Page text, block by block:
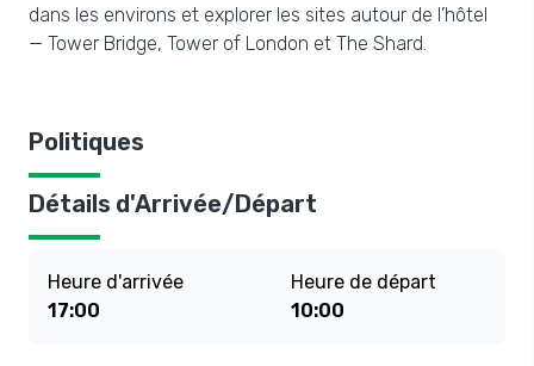
dans les environs et explorer les sites autour de l’hôtel
— Tower Bridge, Tower of London et The Shard.
Politiques
Détails d'Arrivée/Départ
Heure d'arrivée
17:00
Heure de départ
10:00